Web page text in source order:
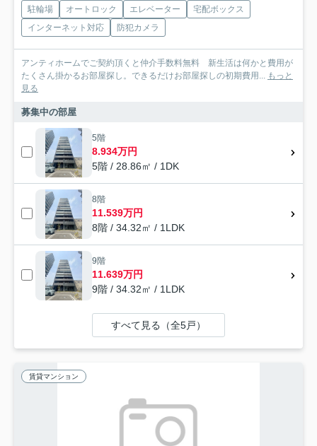
駐輪場 オートロック エレベーター
宅配ボックス
インターネット対応
防犯カメラ
アンティホームでご契約頂くと仲介手数料無料 新生活は何かと費用が
たくさん掛かるお部屋探し。できるだけお部屋探しの初期費用...
もっと
見る
募集中の部屋
5階
8.934万円
5階 / 28.86㎡ / 1DK
8階
11.539万円
8階 / 34.32㎡ / 1LDK
9階
11.639万円
9階 / 34.32㎡ / 1LDK
すべて見る（全5戸）
賃貸マンション